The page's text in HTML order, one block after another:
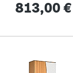
Regulärer Preis:
813,00 €